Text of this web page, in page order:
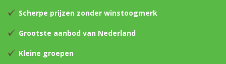
Scherpe prijzen zonder winstoogmerk
Grootste aanbod van Nederland
Kleine groepen